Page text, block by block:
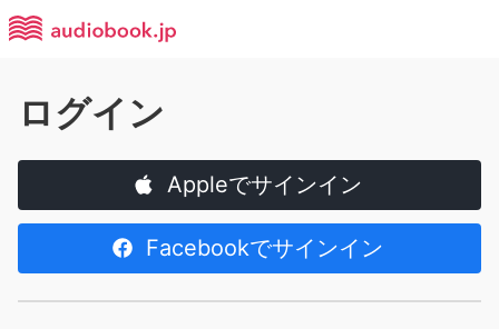
ログイン
Appleでサインイン
Facebookでサインイン